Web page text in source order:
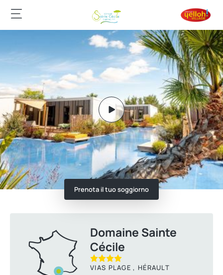
Prenota il tuo soggiorno
Domaine Sainte
Cécile
VIAS PLAGE , HÉRAULT